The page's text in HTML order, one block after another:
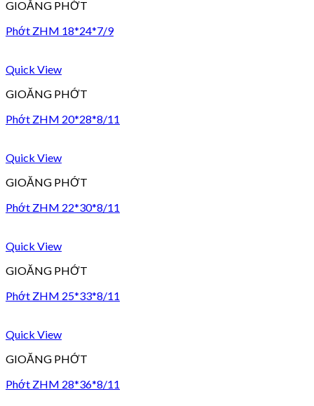
GIOĂNG PHỚT
Phớt ZHM 18*24*7/9
Quick View
GIOĂNG PHỚT
Phớt ZHM 20*28*8/11
Quick View
GIOĂNG PHỚT
Phớt ZHM 22*30*8/11
Quick View
GIOĂNG PHỚT
Phớt ZHM 25*33*8/11
Quick View
GIOĂNG PHỚT
Phớt ZHM 28*36*8/11